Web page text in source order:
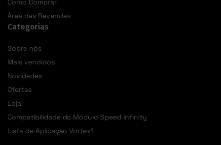
Como Comprar
Área das Revendas
Categorias
Sobre nós
Mais vendidos
Novidades
Ofertas
Loja
Compatibilidade do Módulo Speed Infinity
Lista de Aplicação Vortex1